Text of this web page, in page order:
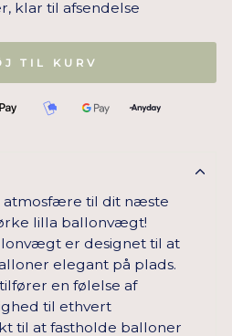
klar til afsendelse
TIL KURV
atmosfære til dit næste
lilla ballonvægt!
er designet til at
elegant på plads.
en følelse af
til ethvert
til at fastholde balloner